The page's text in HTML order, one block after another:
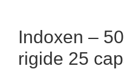
Indoxen –
rigide 25